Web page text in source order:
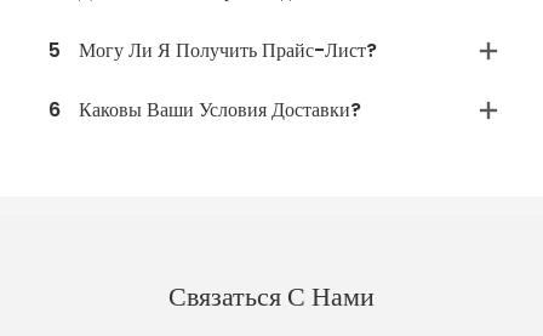
5 Могу Ли Я Получить Прайс-Лист?
6 Каковы Ваши Условия Доставки?
Связаться С Нами